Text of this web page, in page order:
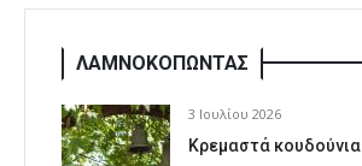
ΛΑΜΝΟΚΟΠΩΝΤΑΣ
3 Ιουλίου 2026
Κρεμαστά κουδούνια